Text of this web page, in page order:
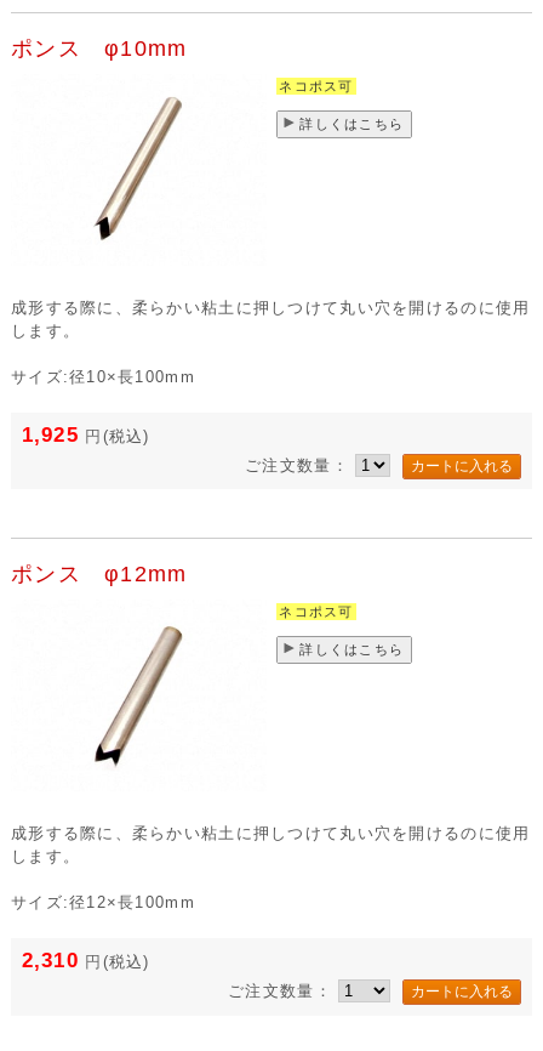
ポンス φ10mm
ネコポス可
詳しくはこちら
成形する際に、柔らかい粘土に押しつけて丸い穴を開けるのに使用
します。
サイズ:径10×長100mm
1,925 円 (税込)
ご注文数量：
ポンス φ12mm
ネコポス可
詳しくはこちら
成形する際に、柔らかい粘土に押しつけて丸い穴を開けるのに使用
します。
サイズ:径12×長100mm
2,310 円 (税込)
ご注文数量：